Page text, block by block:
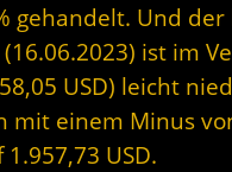
gehandelt. Und
ist im
USD) leicht
mit einem Minus
USD.